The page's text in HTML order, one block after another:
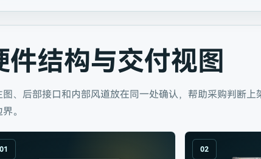
件结构与交付视图
图、后部接口和内部风道放在同一处确认，帮助采购判断上
。
01 02